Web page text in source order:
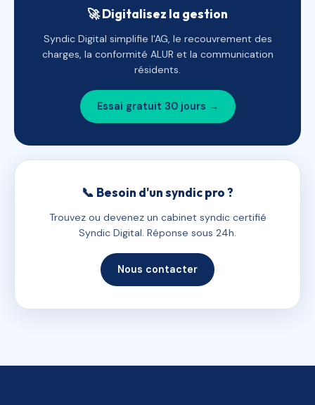
🚀 Digitalisez la gestion
Syndic Digital simplifie l'AG, le recouvrement des
charges, la conformité ALUR et la communication
résidents.
Essai gratuit 30 jours →
📞 Besoin d'un syndic pro ?
Trouvez ou devenez un cabinet syndic certifié
Syndic Digital. Réponse sous 24h.
Nous contacter